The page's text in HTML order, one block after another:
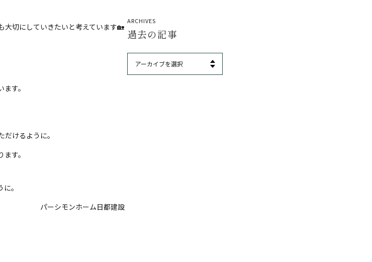
大切にしていきたいと考えています🏡
す。
けるように。
す。
。
パーシモンホーム日都建設
ARCHIVES
過去の記事